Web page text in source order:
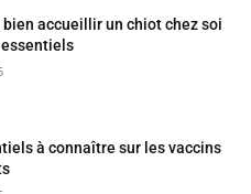
bien accueillir un chiot chez soi
à connaître sur les vaccins